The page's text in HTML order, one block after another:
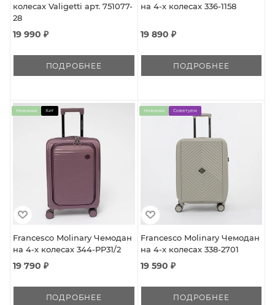
колесах Valigetti арт. 751077-
28
19 990 ₽
ПОДРОБНЕЕ
на 4-х колесах 336-1158
19 890 ₽
ПОДРОБНЕЕ
Новинка Хит
Francesco Molinary Чемодан
на 4-х колесах 344-PP31/2
19 790 ₽
ПОДРОБНЕЕ
Новинка Советуем
Francesco Molinary Чемодан
на 4-х колесах 338-2701
19 590 ₽
ПОДРОБНЕЕ